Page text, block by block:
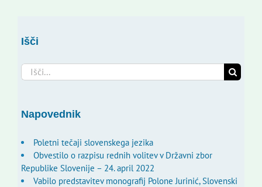
Išči
Search
for:
Napovednik
Poletni tečaji slovenskega jezika
Obvestilo o razpisu rednih volitev v Državni zbor
Republike Slovenije – 24. april 2022
Vabilo predstavitev monografij Polone Jurinić, Slovenski